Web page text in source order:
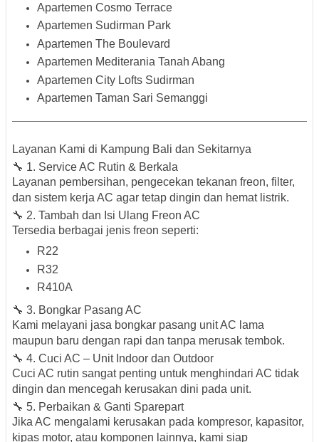
Apartemen Cosmo Terrace
Apartemen Sudirman Park
Apartemen The Boulevard
Apartemen Mediterania Tanah Abang
Apartemen City Lofts Sudirman
Apartemen Taman Sari Semanggi
Layanan Kami di Kampung Bali dan Sekitarnya
🔧 1. Service AC Rutin & Berkala
Layanan pembersihan, pengecekan tekanan freon, filter,
dan sistem kerja AC agar tetap dingin dan hemat listrik.
🔧 2. Tambah dan Isi Ulang Freon AC
Tersedia berbagai jenis freon seperti:
R22
R32
R410A
🔧 3. Bongkar Pasang AC
Kami melayani jasa bongkar pasang unit AC lama
maupun baru dengan rapi dan tanpa merusak tembok.
🔧 4. Cuci AC – Unit Indoor dan Outdoor
Cuci AC rutin sangat penting untuk menghindari AC tidak
dingin dan mencegah kerusakan dini pada unit.
🔧 5. Perbaikan & Ganti Sparepart
Jika AC mengalami kerusakan pada kompresor, kapasitor,
kipas motor, atau komponen lainnya, kami siap